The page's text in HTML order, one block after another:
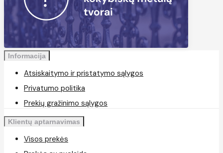
Informacija
Atsiskaitymo ir pristatymo sąlygos
Privatumo politika
Prekių gražinimo sąlygos
Klientų aptarnavimas
Visos prekės